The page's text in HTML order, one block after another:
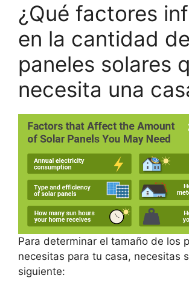
¿Qué factores
en la cantidad de
paneles solares
necesita una
Para determinar el tamaño de los
necesitas para tu casa, necesitas
siguiente: